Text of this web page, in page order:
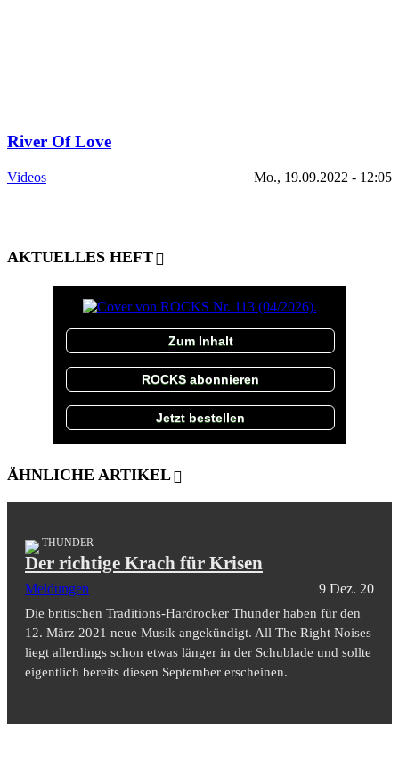
River Of Love
Videos Mo., 19.09.2022 - 12:05
AKTUELLES HEFT
Zum Inhalt
ROCKS abonnieren
Jetzt bestellen
ÄHNLICHE ARTIKEL
THUNDER
Der richtige Krach für Krisen
Meldungen 9 Dez. 20
Die britischen Traditions-Hardrocker Thunder haben für den
12. März 2021 neue Musik angekündigt. All The Right Noises
liegt allerdings schon etwas länger in der Schublade und sollte
eigentlich bereits diesen September erscheinen.